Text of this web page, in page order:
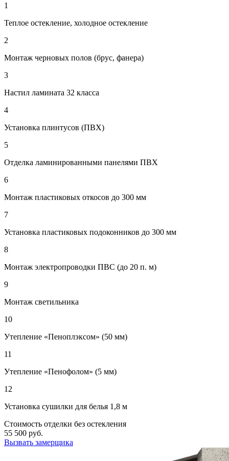
1
Теплое остекление, холодное остекление
2
Монтаж черновых полов (брус, фанера)
3
Настил ламината 32 класса
4
Установка плинтусов (ПВХ)
5
Отделка ламинированными панелями ПВХ
6
Монтаж пластиковых откосов до 300 мм
7
Установка пластиковых подоконников до 300 мм
8
Монтаж электропроводки ПВС (до 20 п. м)
9
Монтаж светильника
10
Утепление «Пеноплэксом» (50 мм)
11
Утепление «Пенофолом» (5 мм)
12
Установка сушилки для белья 1,8 м
Стоимость отделки без остекления
55 500 руб.
Вызвать замерщика